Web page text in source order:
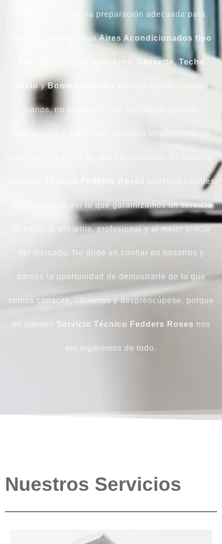
cualificado y con la preparación adecuada para
garantizarles que susAires Acondicionados tipo
Conductos Cassette,Techo
SueloyBomba de Calor estarán en las mejores
manos, no importa el tipo de cliente ya sean
particulares o empresas, nosotros ofreceremos un
nuestros clientes
son lo primero por lo que garantizamos un servicio
de calidad, eficiente, profesional y al mejor precio
del mercado. No dude en confiar en nosotros y
darnos la oportunidad de demostrarle de lo que
somos capaces, llámenos y despreocúpese, porque
en nuestro Servicio Técnico Fedders Roses nos
encargaremos de todo.
Nuestros Servicios